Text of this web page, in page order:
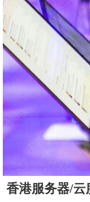
香港服务器/云